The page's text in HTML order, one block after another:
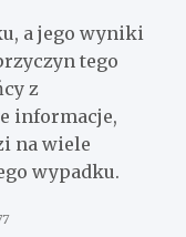
a jego wyniki
tego
z
informacje,
na wiele
wypadku.